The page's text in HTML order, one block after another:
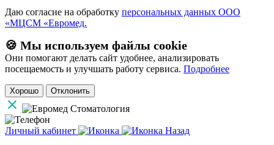
Даю согласие на обработку персональных данных ООО
«МЦСМ «Евромед.
🍪 Мы используем файлы cookie
Они помогают делать сайт удобнее, анализировать
посещаемость и улучшать работу сервиса. Подробнее
Хорошо Отклонить
Личный кабинет
Назад